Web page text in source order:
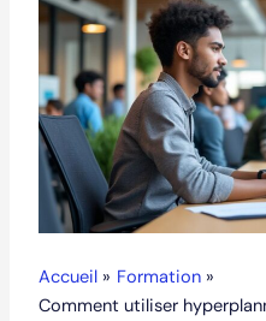
Accueil
Formation
Comment utiliser